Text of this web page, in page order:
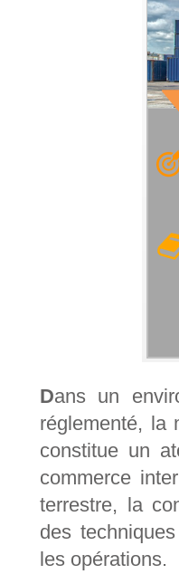
Dans un
réglementé, la
constitue un
commerce
terrestre, la
des
les opérations.